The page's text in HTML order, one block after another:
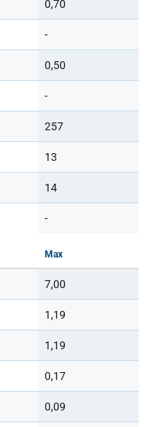
0,70
-
0,50
-
257
13
14
-
Max
7,00
1,19
1,19
0,17
0,09